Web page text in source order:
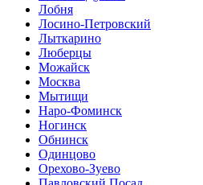
Лобня
Лосино-Петровский
Лыткарино
Люберцы
Можайск
Москва
Мытищи
Наро-Фоминск
Ногинск
Обнинск
Одинцово
Орехово-Зуево